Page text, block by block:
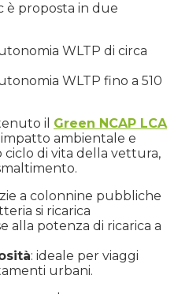
è proposta in due
WLTP di circa
WLTP fino a 510
il Green NCAP LCA
impatto ambientale e
ciclo di vita della vettura,
a colonnine pubbliche
si ricarica
alla potenza di ricarica a
: ideale per viaggi
urbani.